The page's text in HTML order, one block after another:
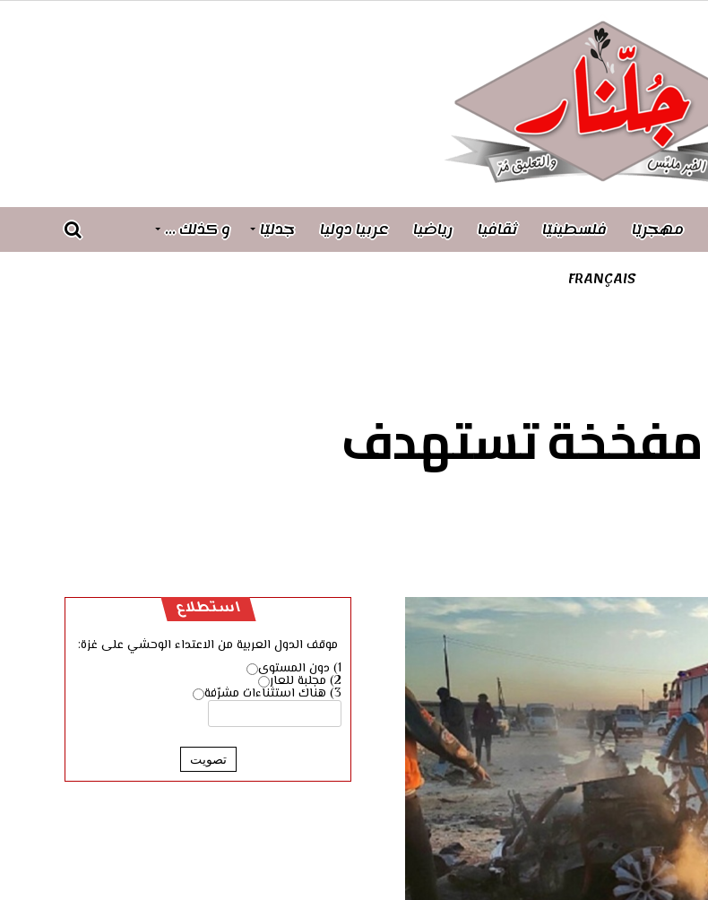
مهجريّا فلسطينيّا ثقافيا رياضيا عربيا دوليا جدليّا
و كذلك …
FRANÇAIS
مفخخة تستهدف
استطلاع
موقف الدول العربية من الاعتداء الوحشي على غزة:
1) دون المستوى
2) مجلبة للعار
3) هناك استثناءات مشرّفة
تصويت